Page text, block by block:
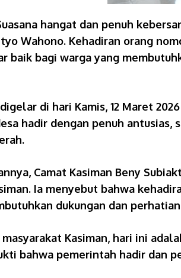
hangat dan penuh
Wahono. Kehadiran orang
baik bagi warga yang
di hari Kamis, 12 Maret
hadir dengan penuh
Camat Kasiman Beny
Ia menyebut bahwa
dukungan dan
masyarakat Kasiman, hari ini
bahwa pemerintah hadir dan